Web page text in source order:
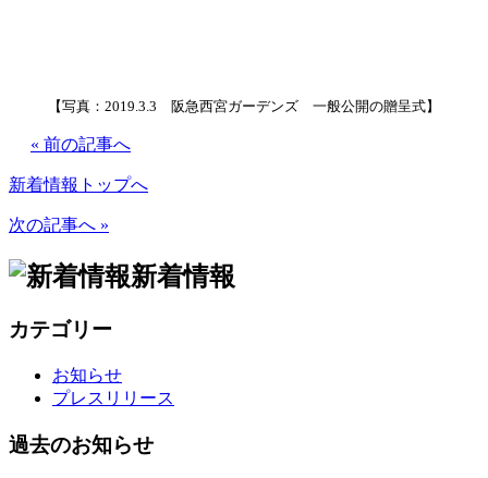
【写真：2019.3.3 阪急西宮ガーデンズ 一般公開の贈呈式】
« 前の記事へ
新着情報トップへ
次の記事へ »
新着情報
カテゴリー
お知らせ
プレスリリース
過去のお知らせ